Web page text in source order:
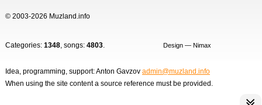
© 2003-2026 Muzland.info
Categories: 1348, songs: 4803. Design — Nimax
Idea, programming, support: Anton Gavzov admin@muzland.info
When using the site content a source reference must be provided.